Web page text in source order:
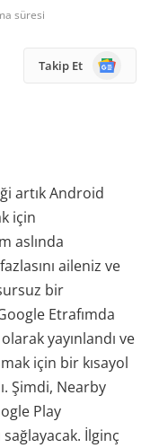
süresi
Takip Et
Google
News
artık Android
için
aslında
aileniz ve
bir
Etrafımda
yayınlandı ve
için bir kısayol
Şimdi, Nearby
Play
İlginç